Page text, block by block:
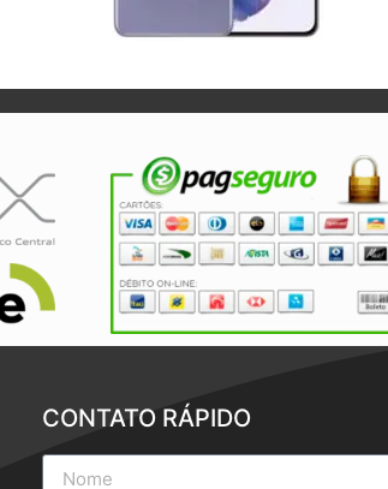
CONTATO RÁPIDO